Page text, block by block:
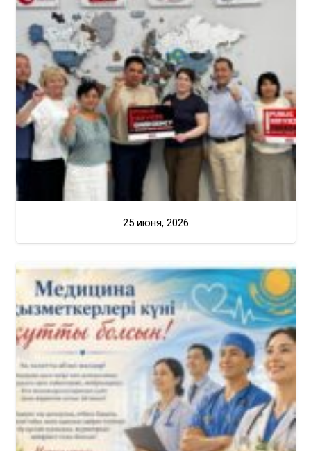
25 июня, 2026